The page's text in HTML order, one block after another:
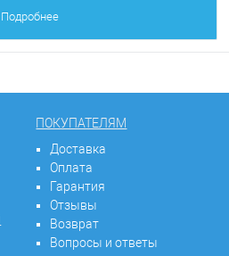
Подробнее
ПОКУПАТЕЛЯМ
Доставка
Оплата
Гарантия
Отзывы
Возврат
Вопросы и ответы